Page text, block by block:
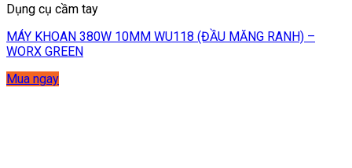
Dụng cụ cầm tay
MÁY KHOAN 380W 10MM WU118 (ĐẦU MĂNG RANH) –
WORX GREEN
Mua ngay